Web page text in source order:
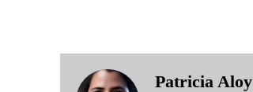
Patricia Aloy